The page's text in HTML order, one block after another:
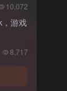
10,072
游戏
8,717